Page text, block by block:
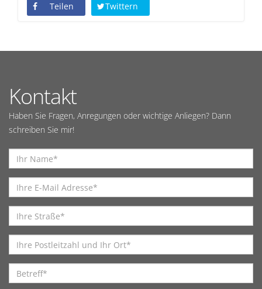
Teilen Twittern
Kontakt
Haben Sie Fragen, Anregungen oder wichtige Anliegen? Dann
schreiben Sie mir!